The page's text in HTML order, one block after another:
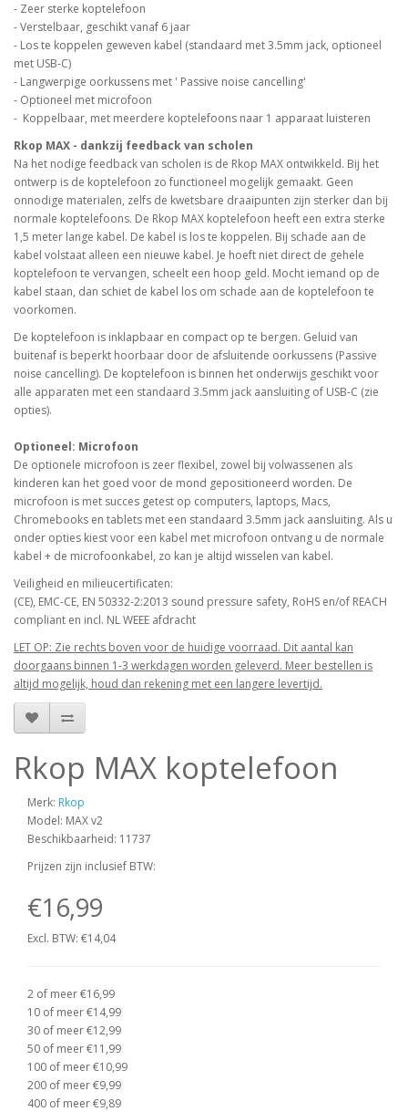
- Zeer sterke koptelefoon
- Verstelbaar, geschikt vanaf 6 jaar
- Los te koppelen geweven kabel (standaard met 3.5mm jack, optioneel
met USB-C)
- Langwerpige oorkussens met ' Passive noise cancelling'
- Optioneel met microfoon
- Koppelbaar, met meerdere koptelefoons naar 1 apparaat luisteren
Rkop MAX - dankzij feedback van scholen
Na het nodige feedback van scholen is de Rkop MAX ontwikkeld. Bij het
ontwerp is de koptelefoon zo functioneel mogelijk gemaakt. Geen
onnodige materialen, zelfs de kwetsbare draaipunten zijn sterker dan bij
normale koptelefoons. De Rkop MAX koptelefoon heeft een extra sterke
1,5 meter lange kabel. De kabel is los te koppelen. Bij schade aan de
kabel volstaat alleen een nieuwe kabel. Je hoeft niet direct de gehele
koptelefoon te vervangen, scheelt een hoop geld. Mocht iemand op de
kabel staan, dan schiet de kabel los om schade aan de koptelefoon te
voorkomen.
De koptelefoon is inklapbaar en compact op te bergen. Geluid van
buitenaf is beperkt hoorbaar door de afsluitende oorkussens (Passive
noise cancelling). De koptelefoon is binnen het onderwijs geschikt voor
alle apparaten met een standaard 3.5mm jack aansluiting of USB-C (zie
opties).
Optioneel: Microfoon
De optionele microfoon is zeer flexibel, zowel bij volwassenen als
kinderen kan het goed voor de mond gepositioneerd worden. De
microfoon is met succes getest op computers, laptops, Macs,
Chromebooks en tablets met een standaard 3.5mm jack aansluiting. Als u
onder opties kiest voor een kabel met microfoon ontvang u de normale
kabel + de microfoonkabel, zo kan je altijd wisselen van kabel.
Veiligheid en milieucertificaten:
(CE), EMC-CE, EN 50332-2:2013 sound pressure safety, RoHS en/of REACH
compliant en incl. NL WEEE afdracht
LET OP: Zie rechts boven voor de huidige voorraad. Dit aantal kan
doorgaans binnen 1-3 werkdagen worden geleverd. Meer bestellen is
altijd mogelijk, houd dan rekening met een langere levertijd.
Rkop MAX koptelefoon
Merk: Rkop
Model: MAX v2
Beschikbaarheid: 11737
Prijzen zijn inclusief BTW:
€16,99
Excl. BTW: €14,04
2 of meer €16,99
10 of meer €14,99
30 of meer €12,99
50 of meer €11,99
100 of meer €10,99
200 of meer €9,99
400 of meer €9,89